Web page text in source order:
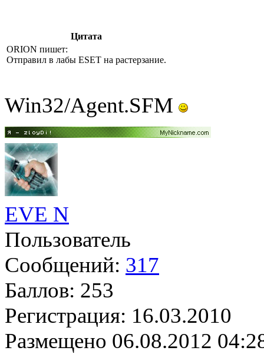
Цитата
ORION пишет:
Отправил в лабы ESET на растерзание.
Win32/Agent.SFM
EVE N
Пользователь
Сообщений: 317
Баллов: 253
Регистрация: 16.03.2010
Размещено 06.08.2012